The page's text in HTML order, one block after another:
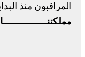
المراقبون منذ